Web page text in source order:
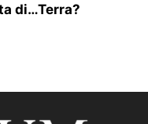
di…Terra?